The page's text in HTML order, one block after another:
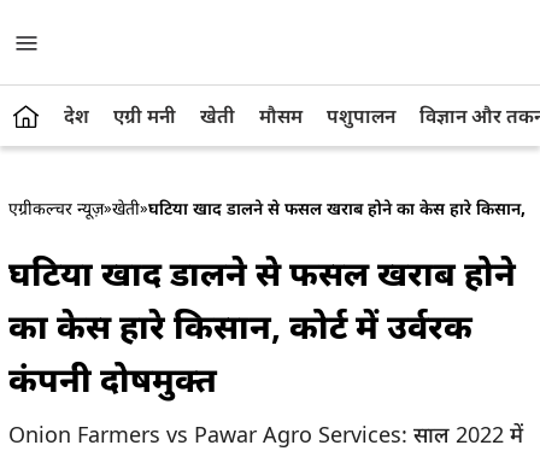
देश एग्री मनी खेती मौसम पशुपालन विज्ञान और
एग्रीकल्चर न्यूज़»खेती»घटिया खाद डालने से फसल खराब होने का केस हारे किसान,
घटिया खाद डालने से फसल खराब होने
का केस हारे किसान, कोर्ट में उर्वरक
कंपनी दोषमुक्त
Onion Farmers vs Pawar Agro Services: साल 2022 में